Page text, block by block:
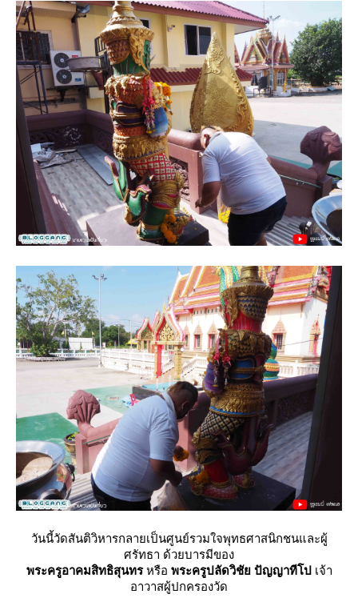
วันนี้วัดสันติวิหารกลายเป็นศูนย์รวมใจพุทธศาสนิกชนและผู้
ศรัทธา ด้วยบารมีของ
พระครูอาคมสิทธิสุนทรหรือ พระครูปลัดวิชัย ปัญญาทีโปเจ้า
อาวาสผู้ปกครองวัด